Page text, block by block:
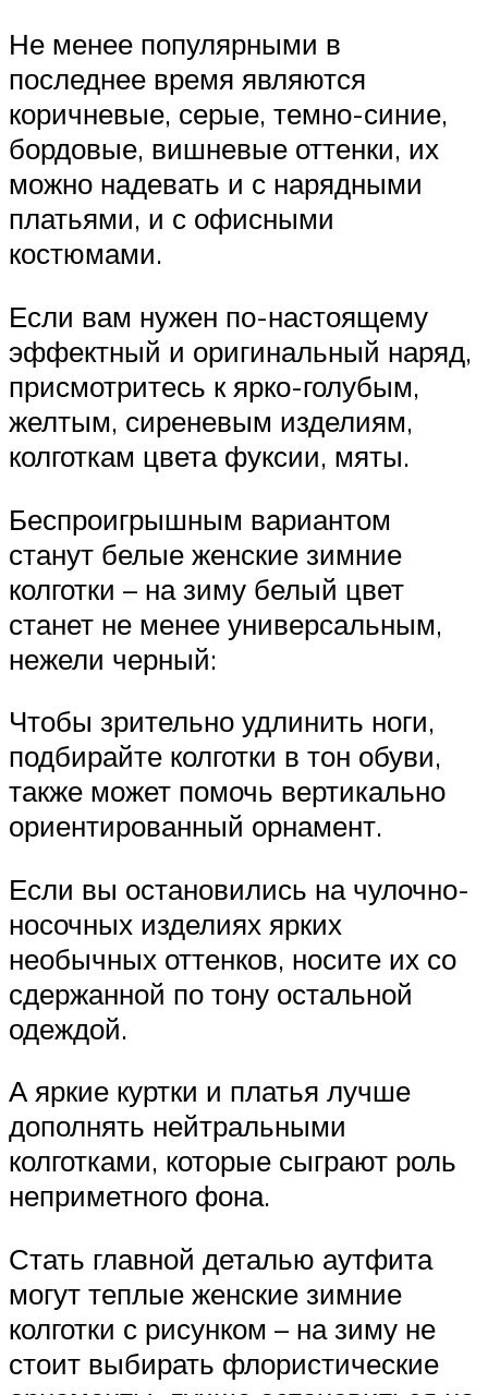
Не менее популярными в
последнее время являются
коричневые, серые, темно-синие,
бордовые, вишневые оттенки, их
можно надевать и с нарядными
платьями, и с офисными
костюмами.
Если вам нужен по-настоящему
эффектный и оригинальный наряд,
присмотритесь к ярко-голубым,
желтым, сиреневым изделиям,
колготкам цвета фуксии, мяты.
Беспроигрышным вариантом
станут белые женские зимние
колготки – на зиму белый цвет
станет не менее универсальным,
нежели черный:
Чтобы зрительно удлинить ноги,
подбирайте колготки в тон обуви,
также может помочь вертикально
ориентированный орнамент.
Если вы остановились на чулочно-
носочных изделиях ярких
необычных оттенков, носите их со
сдержанной по тону остальной
одеждой.
А яркие куртки и платья лучше
дополнять нейтральными
колготками, которые сыграют роль
неприметного фона.
Стать главной деталью аутфита
могут теплые женские зимние
колготки с рисунком – на зиму не
стоит выбирать флористические